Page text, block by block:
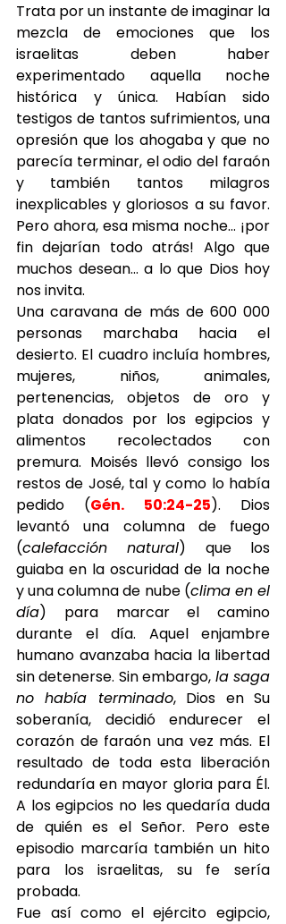
Trata por un instante de imaginar la
mezcla de emociones que los
israelitas deben haber
experimentado aquella noche
histórica y única. Habían sido
testigos de tantos sufrimientos, una
opresión que los ahogaba y que no
parecía terminar, el odio del faraón
y también tantos milagros
inexplicables y gloriosos a su favor.
Pero ahora, esa misma noche… ¡por
fin dejarían todo atrás! Algo que
muchos desean... a lo que Dios hoy
nos invita.
Una caravana de más de 600 000
personas marchaba hacia el
desierto. El cuadro incluía hombres,
mujeres, niños, animales,
pertenencias, objetos de oro y
plata donados por los egipcios y
alimentos recolectados con
premura. Moisés llevó consigo los
restos de José, tal y como lo había
pedido (Gén. 50:24-25). Dios
levantó una columna de fuego
(calefacción natural) que los
guiaba en la oscuridad de la noche
y una columna de nube (clima en el
día) para marcar el camino
durante el día. Aquel enjambre
humano avanzaba hacia la libertad
sin detenerse. Sin embargo, la saga
no había terminado, Dios en Su
soberanía, decidió endurecer el
corazón de faraón una vez más. El
resultado de toda esta liberación
redundaría en mayor gloria para Él.
A los egipcios no les quedaría duda
de quién es el Señor. Pero este
episodio marcaría también un hito
para los israelitas, su fe sería
probada.
Fue así como el ejército egipcio,